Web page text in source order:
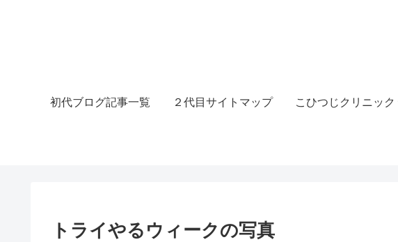
初代ブログ記事一覧 ２代目サイトマップ こひつじクリニック
トライやるウィークの写真